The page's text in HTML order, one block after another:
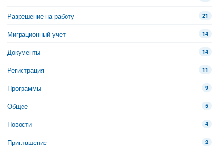
Разрешение на работу 21
Миграционный учет 14
Документы 14
Регистрация 11
Программы 9
Общее 5
Новости 4
Приглашение 2